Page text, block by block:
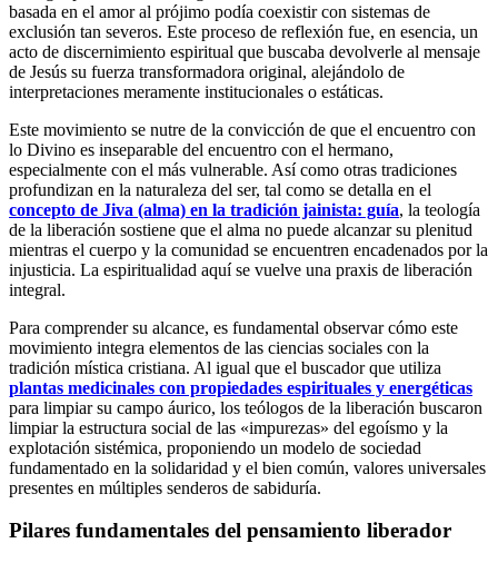
basada en el amor al prójimo podía coexistir con sistemas de
exclusión tan severos. Este proceso de reflexión fue, en esencia, un
acto de discernimiento espiritual que buscaba devolverle al mensaje
de Jesús su fuerza transformadora original, alejándolo de
interpretaciones meramente institucionales o estáticas.
Este movimiento se nutre de la convicción de que el encuentro con
lo Divino es inseparable del encuentro con el hermano,
especialmente con el más vulnerable. Así como otras tradiciones
profundizan en la naturaleza del ser, tal como se detalla en el
concepto de Jiva (alma) en la tradición jainista: guía, la teología
de la liberación sostiene que el alma no puede alcanzar su plenitud
mientras el cuerpo y la comunidad se encuentren encadenados por la
injusticia. La espiritualidad aquí se vuelve una praxis de liberación
integral.
Para comprender su alcance, es fundamental observar cómo este
movimiento integra elementos de las ciencias sociales con la
tradición mística cristiana. Al igual que el buscador que utiliza
plantas medicinales con propiedades espirituales y energéticas
para limpiar su campo áurico, los teólogos de la liberación buscaron
limpiar la estructura social de las «impurezas» del egoísmo y la
explotación sistémica, proponiendo un modelo de sociedad
fundamentado en la solidaridad y el bien común, valores universales
presentes en múltiples senderos de sabiduría.
Pilares fundamentales del pensamiento liberador